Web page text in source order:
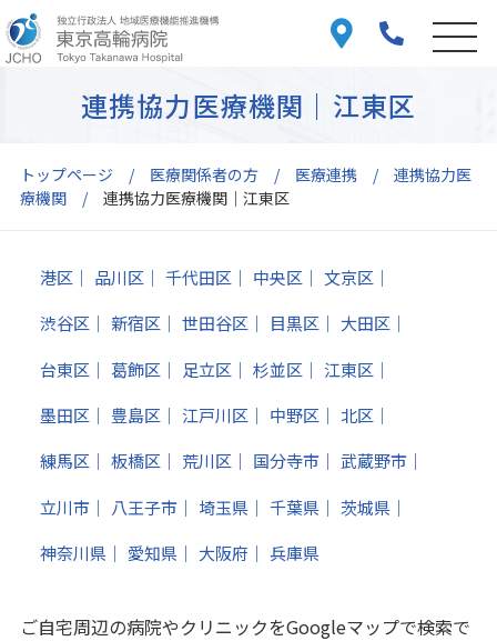
トップページ 医療関係者の方 医療連携
連携協力医
療機関
連携協力医療機関｜江東区
連携協力医療機関｜江東区
港区 品川区 千代田区 中央区
文京区
渋谷区
新宿区 世田谷区 目黒区
大田区
台東区
葛飾区 足立区 杉並区
江東区
墨田区
豊島区 江戸川区 中野区
北区
練馬区
板橋区 荒川区 国分寺市
武蔵野市
立川市
八王子市 埼玉県 千葉県
茨城県
神奈川県
愛知県 大阪府 兵庫県
ご自宅周辺の病院やクリニックをGoogleマップで検索で